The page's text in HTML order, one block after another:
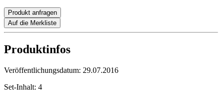
Produkt anfragen
Auf die Merkliste
Produktinfos
Veröffentlichungsdatum: 29.07.2016
Set-Inhalt: 4